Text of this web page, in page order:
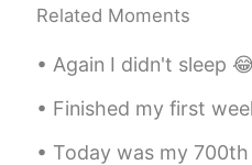
Uni
た。 You may not
Related Moments
Again I didn't sleep 😂😂😂月: directly outside my room
Finished my first week, it was very busy. Was
Today was my 700th day on HelloTalk. To celebrate